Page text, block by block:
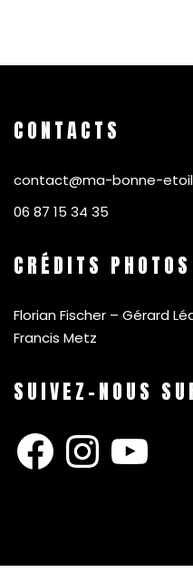
CONTACTS
contact@ma-bonne-
06 87 15 34 35
CRÉDITS PHOTOS
Florian Fischer – Gérard
Francis Metz
SUIVEZ-NOUS
FacebookInstagramYouTube